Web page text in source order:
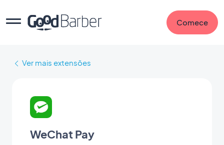
Comece
Ver mais extensões
WeChat Pay